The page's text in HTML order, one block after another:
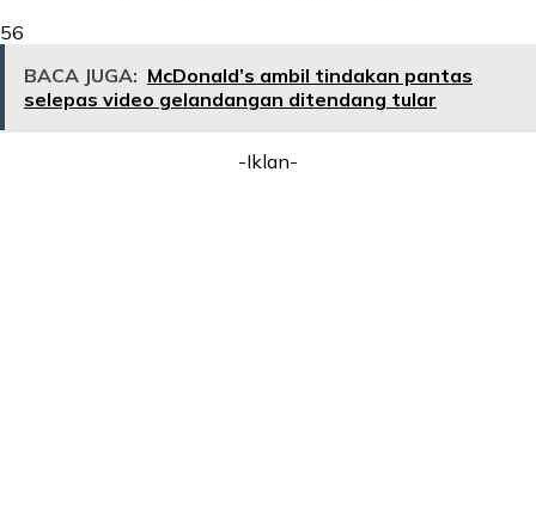
56
BACA JUGA: McDonald’s ambil tindakan pantas
selepas video gelandangan ditendang tular
-Iklan-